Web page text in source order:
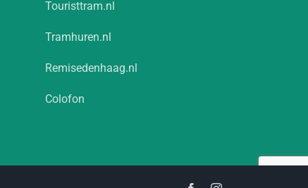
Touristtram.nl
Tramhuren.nl
Remisedenhaag.nl
Colofon